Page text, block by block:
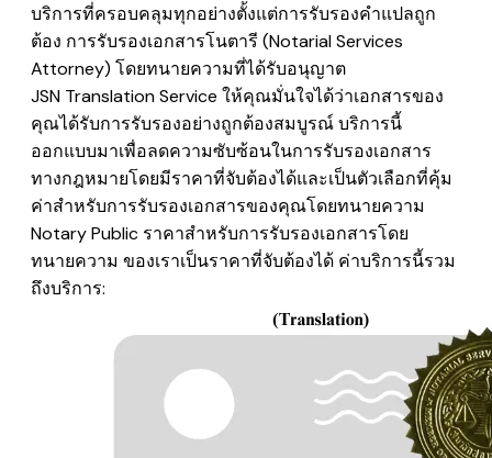
บริการที่ครอบคลุมทุกอย่างตั้งแต่การรับรองคำแปลถูก
ต้อง การรับรองเอกสารโนตารี (Notarial Services
Attorney) โดยทนายความที่ได้รับอนุญาต
JSN Translation Service ให้คุณมั่นใจได้ว่าเอกสารของ
คุณได้รับการรับรองอย่างถูกต้องสมบูรณ์ บริการนี้
ออกแบบมาเพื่อลดความซับซ้อนในการรับรองเอกสาร
ทางกฎหมายโดยมีราคาที่จับต้องได้และเป็นตัวเลือกที่คุ้ม
ค่าสำหรับการรับรองเอกสารของคุณโดยทนายความ
Notary Public ราคาสำหรับการรับรองเอกสารโดย
ทนายความ ของเราเป็นราคาที่จับต้องได้ ค่าบริการนี้รวม
ถึงบริการ: